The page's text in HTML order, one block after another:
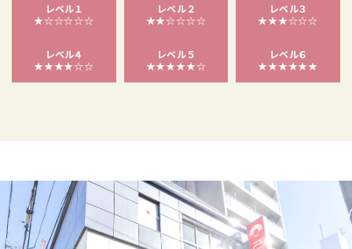
レベル１
★☆☆☆☆☆
レベル２
★★☆☆☆☆
レベル３
★★★☆☆☆
レベル４
★★★★☆☆
レベル５
★★★★★☆
レベル６
★★★★★★